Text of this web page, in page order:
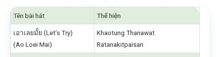
Tên bài hát Thể hiện
เอาเลยมั้ย (Let’s Try)
(Ao Loei Mai)
Khaotung Thanawat
Ratanakitpaisan